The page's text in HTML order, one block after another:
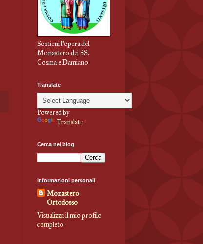
Sostieni l'opera del
Monastero dei SS.
Cosma e Damiano
Translate
Powered by
Translate
Cerca nel blog
Informazioni personali
Monastero
Ortodosso
Visualizza il mio profilo
completo